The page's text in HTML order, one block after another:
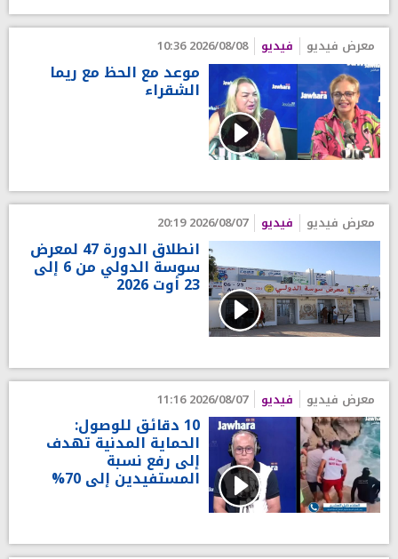
معرض فيديو فيديو 2026/08/08 10:36
موعد مع الحظ مع ريما
الشقراء
معرض فيديو فيديو 2026/08/07 20:19
انطلاق الدورة 47 لمعرض
سوسة الدولي من 6 إلى
23 أوت 2026
معرض فيديو فيديو 2026/08/07 11:16
10 دقائق للوصول:
الحماية المدنية تهدف
إلى رفع نسبة
المستفيدين إلى 70%